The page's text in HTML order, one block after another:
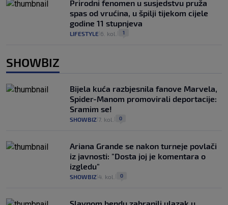
Prirodni fenomen u susjedstvu pruža
spas od vrućina, u špilji tijekom cijele
godine 11 stupnjeva
LIFESTYLE 6. kol. 1
SHOWBIZ
Bijela kuća razbjesnila fanove Marvela,
Spider-Manom promovirali deportacije:
Sramim se!
SHOWBIZ 7. kol. 0
Ariana Grande se nakon turneje povlači
iz javnosti: "Dosta joj je komentara o
izgledu"
SHOWBIZ 4. kol. 0